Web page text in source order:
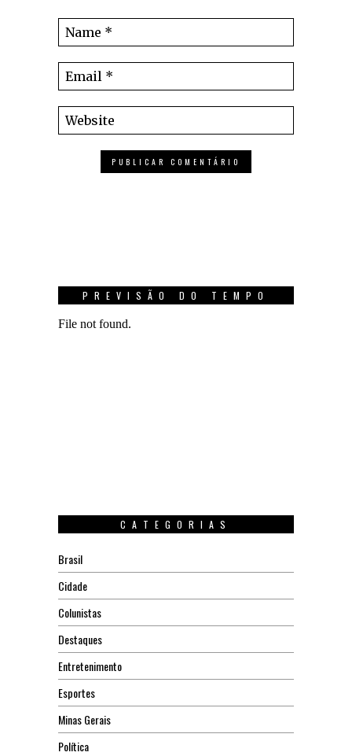
PREVISÃO DO TEMPO
CATEGORIAS
Brasil
Cidade
Colunistas
Destaques
Entretenimento
Esportes
Minas Gerais
Política